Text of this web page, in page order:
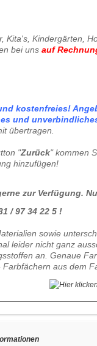
Kita's, Kindergärten,
bei uns auf
und
übertragen.
"Zurück" kommen
hinzufügen!
zur Verfügung.
/ 97 34 22 5 !
sowie
leider nicht ganz
an. Genaue
aus dem